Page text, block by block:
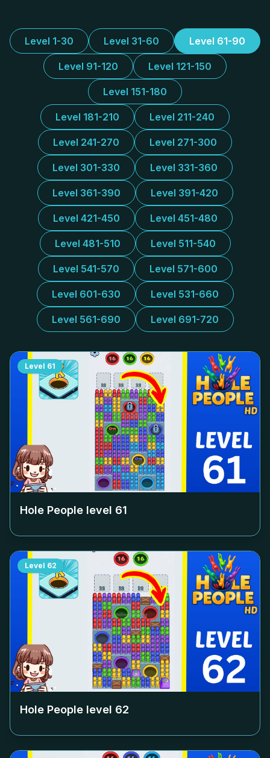
Level 1-30 Level 31-60 Level 61-90
Level 91-120 Level 121-150
Level 151-180
Level 181-210 Level 211-240
Level 241-270 Level 271-300
Level 301-330 Level 331-360
Level 361-390 Level 391-420
Level 421-450 Level 451-480
Level 481-510 Level 511-540
Level 541-570 Level 571-600
Level 601-630 Level 531-660
Level 561-690 Level 691-720
Level 61
Hole People level 61
Level 62
Hole People level 62